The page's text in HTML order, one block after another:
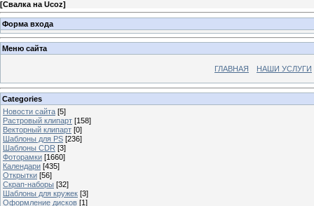
[Свалка на Ucoz]
Форма входа
Меню сайта
ГЛАВНАЯ НАШИ УСЛУГИ
Categories
Новости сайта [5]
Растровый клипарт [158]
Векторный клипарт [0]
Шаблоны для PS [236]
Шаблоны CDR [3]
Фоторамки [1660]
Календари [435]
Открытки [56]
Скрап-наборы [32]
Шаблоны для кружек [3]
Оформление дисков [1]